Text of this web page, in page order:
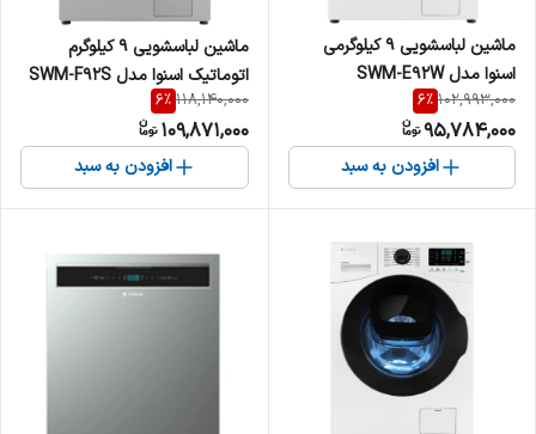
ماشین لباسشویی 9 کیلوگرمی
اسنوا مدل SWM-E92W
102,993,000
6%
95,784,000
افزودن به سبد
ماشین لباسشویی 9 کیلوگرم
اتوماتیک اسنوا مدل SWM-F92S
118,140,000
6%
109,871,000
افزودن به سبد